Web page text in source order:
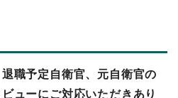
職予定自衛官、元自衛官の
ューにご対応いただきあり